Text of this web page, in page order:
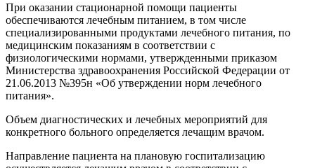
При оказании стационарной помощи пациенты
обеспечиваются лечебным питанием, в том числе
специализированными продуктами лечебного питания, по
медицинским показаниям в соответствии с
физиологическими нормами, утвержденными приказом
Министерства здравоохранения Российской Федерации от
21.06.2013 №395н «Об утверждении норм лечебного
питания».
Объем диагностических и лечебных мероприятий для
конкретного больного определяется лечащим врачом.
Направление пациента на плановую госпитализацию